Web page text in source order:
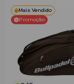
Mais Vendido
Promoção